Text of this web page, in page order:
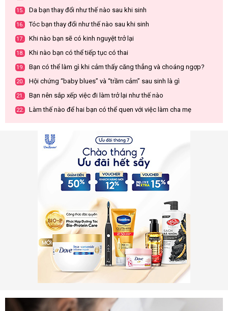
15. Da bạn thay đổi như thế nào sau khi sinh
16. Tóc bạn thay đổi như thế nào sau khi sinh
17. Khi nào bạn sẽ có kinh nguyệt trở lại
18. Khi nào bạn có thể tiếp tục có thai
19. Bạn có thể làm gì khi cảm thấy căng thẳng và choáng ngợp?
20. Hội chứng “baby blues” và “trầm cảm” sau sinh là gì
21. Bạn nên sắp xếp việc đi làm trở lại như thế nào
22. Làm thế nào để hai bạn có thể quen với việc làm cha mẹ